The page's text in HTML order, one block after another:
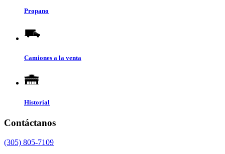
Propano
Camiones a la venta
Historial
Contáctanos
(305) 805-7109